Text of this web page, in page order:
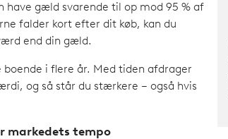
have gæld svarende til op mod 95 % af
falder kort efter dit køb, kan du
end din gæld.
i flere år. Med tiden afdrager
og så står du stærkere – også hvis
markedets tempo